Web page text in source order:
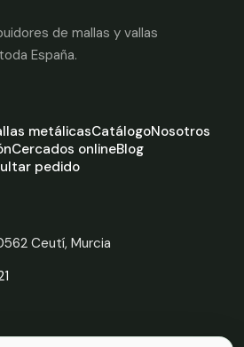
de mallas y vallas
España.
metálicasCatálogoNosotros
Cercados onlineBlog
pedido
Ceutí, Murcia